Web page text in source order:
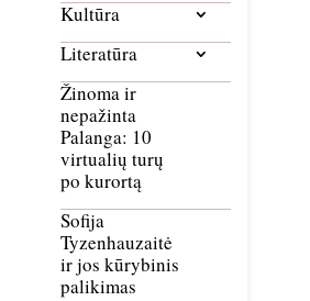
Kultūra
Literatūra
Žinoma ir
nepažinta
Palanga: 10
virtualių turų
po kurortą
Sofija
Tyzenhauzaitė
ir jos kūrybinis
palikimas